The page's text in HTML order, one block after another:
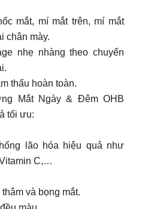
mắt, mí mắt trên, mí mắt
chân mày.
nhẹ nhàng theo chuyển
thấu hoàn toàn.
Mắt Ngày & Đêm OHB
tối ưu:
lão hóa hiệu quả như
C,…
và bọng mắt.